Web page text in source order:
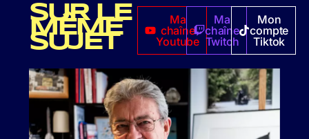
SUR LE
MÊME
SUJET
Ma
chaîne
Youtube
Ma
chaîne
Twitch
Mon
compte
Tiktok